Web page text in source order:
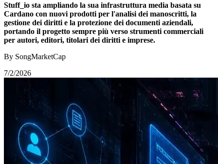
Stuff_io sta ampliando la sua infrastruttura media basata su
Cardano con nuovi prodotti per l'analisi dei manoscritti, la
gestione dei diritti e la protezione dei documenti aziendali,
portando il progetto sempre più verso strumenti commerciali
per autori, editori, titolari dei diritti e imprese.
By SongMarketCap
7/2/2026